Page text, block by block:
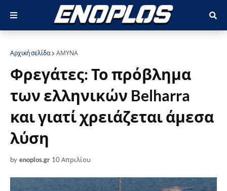
Αρχική σελίδα ΑΜΥΝΑ
Φρεγάτες: Το πρόβλημα
των ελληνικών Belharra
και γιατί χρειάζεται άμεσα
λύση
by enoplos.gr 10 Απριλίου